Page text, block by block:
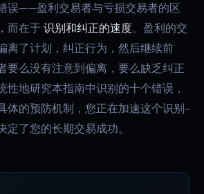
误——盈利交易者与亏损交易者的区
而在于识别和纠正的速度。盈利的交
离了计划，纠正行为，然后继续前
要么没有注意到偏离，要么缺乏纠正
性地研究本指南中识别的十个错误，
体的预防机制，您正在加速这个识别-
了您的长期交易成功。